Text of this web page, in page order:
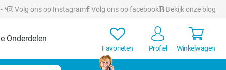
* Volg ons op Instagram Volg ons op facebook Bekijk onze blog
Onderdelen
Favorieten Profiel Winkelwagen